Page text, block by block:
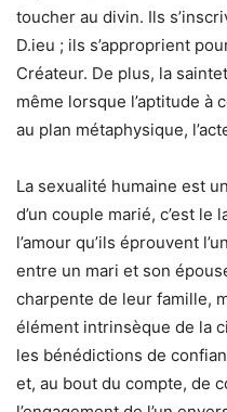
toucher au divin. Ils
D.ieu ; ils s’approprient
Créateur. De plus, la
même lorsque l’aptitude à
au plan métaphysique,
La sexualité humaine est
d’un couple marié, c’est le
l’amour qu’ils éprouvent
entre un mari et son
charpente de leur famille,
élément intrinsèque de la
les bénédictions de
et, au bout du compte, de